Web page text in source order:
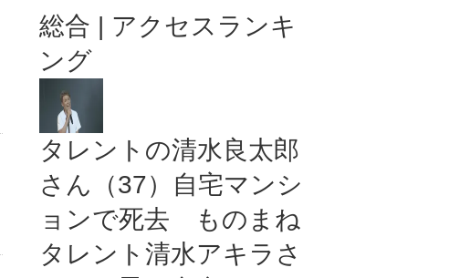
総合 | アクセスランキ
ング
タレントの清水良太郎
さん（37）自宅マンシ
ョンで死去 ものまね
タレント清水アキラさ